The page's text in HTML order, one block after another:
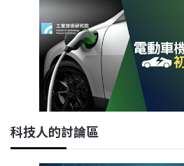
科技人的討論區